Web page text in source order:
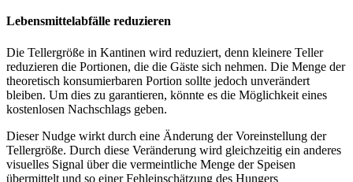
Lebensmittelabfälle reduzieren
Die Tellergröße in Kantinen wird reduziert, denn kleinere Teller
reduzieren die Portionen, die die Gäste sich nehmen. Die Menge der
theoretisch konsumierbaren Portion sollte jedoch unverändert
bleiben. Um dies zu garantieren, könnte es die Möglichkeit eines
kostenlosen Nachschlags geben.
Dieser Nudge wirkt durch eine Änderung der Voreinstellung der
Tellergröße. Durch diese Veränderung wird gleichzeitig ein anderes
visuelles Signal über die vermeintliche Menge der Speisen
übermittelt und so einer Fehleinschätzung des Hungers